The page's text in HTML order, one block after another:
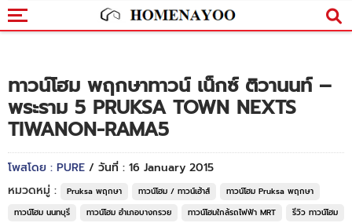
ทาวน์โฮม พฤกษาทาวน์ เน็กซ์ ติวานนท์ –
พระราม 5 PRUKSA TOWN NEXTS
TIWANON-RAMA5
โพสโดย : PURE / วันที่ : 16 January 2015
หมวดหมู่ :
Pruksa พฤกษา ทาวน์โฮม / ทาวน์เฮ้าส์
ทาวน์โฮม Pruksa พฤกษา
ทาวน์โฮม นนทบุรี
ทาวน์โฮม อำเภอบางกรวย ทาวน์โฮมใกล้รถไฟฟ้า MRT รีวิว ทาวน์โฮม